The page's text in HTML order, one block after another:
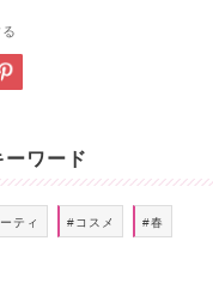
ーワード
ティ #コスメ #春